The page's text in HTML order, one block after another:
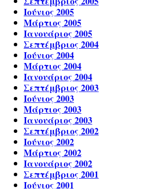
Ιούνιος 2005
Μάρτιος 2005
Ιανουάριος 2005
Σεπτέμβριος 2004
Ιούνιος 2004
Μάρτιος 2004
Ιανουάριος 2004
Σεπτέμβριος 2003
Ιούνιος 2003
Μάρτιος 2003
Ιανουάριος 2003
Σεπτέμβριος 2002
Ιούνιος 2002
Μάρτιος 2002
Ιανουάριος 2002
Σεπτέμβριος 2001
Ιούνιος 2001